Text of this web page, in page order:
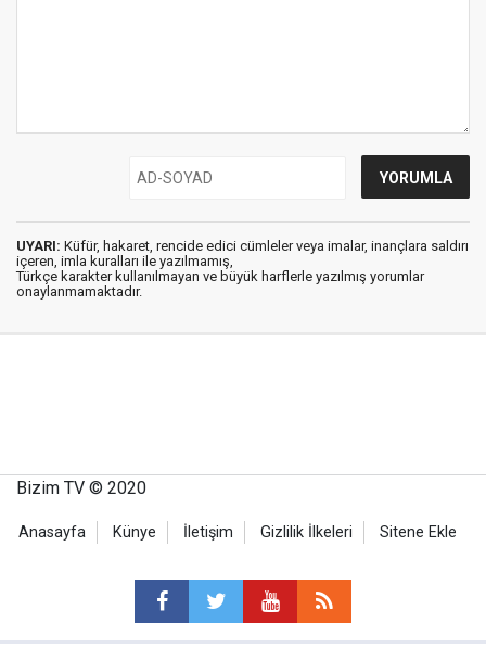
UYARI: Küfür, hakaret, rencide edici cümleler veya imalar, inançlara saldırı
içeren, imla kuralları ile yazılmamış,
Türkçe karakter kullanılmayan ve büyük harflerle yazılmış yorumlar
onaylanmamaktadır.
Bizim TV © 2020
Anasayfa Künye İletişim Gizlilik İlkeleri Sitene Ekle